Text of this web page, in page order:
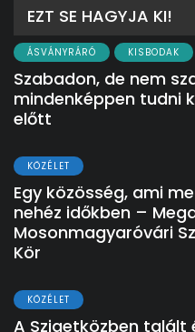
EZT SE HAGYJA KI!
ÁSVÁNYRÁRÓ KISBODAK
Szabadon, de nem
mindenképpen tudni
előtt
KÖZÉLET
Egy közösség, ami
nehéz időkben –
Mosonmagyaróvári
Kör
KÖZÉLET
A Szigetközben talált